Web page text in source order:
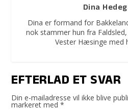
Dina
Dina er formand for
nok stammer hun fra
Vester Hæsinge med
EFTERLAD ET SVAR
Din e-mailadresse vil ikke blive
markeret med*